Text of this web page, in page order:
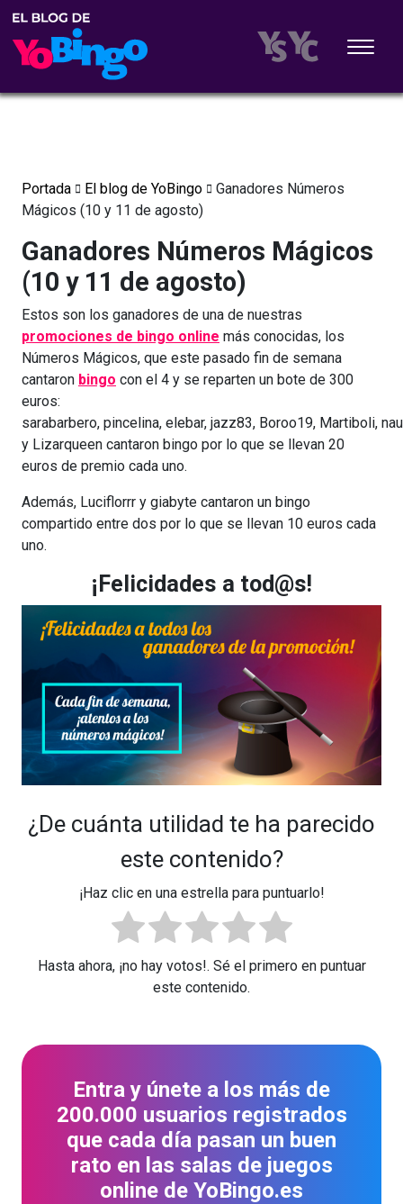
Portada El blog de YoBingo
Ganadores Números
Mágicos (10 y 11 de agosto)
Ganadores Números Mágicos
(10 y 11 de agosto)
Estos son los ganadores de una de nuestras
promociones de bingo online más conocidas, los
Números Mágicos, que este pasado fin de semana
cantaron bingo con el 4 y se reparten un bote de 300
euros:
sarabarbero, pincelina, elebar, jazz83, Boroo19, Martiboli,
y Lizarqueen cantaron bingo por lo que se llevan 20
euros de premio cada uno.
Además, Luciflorrr y giabyte cantaron un bingo
compartido entre dos por lo que se llevan 10 euros cada
uno.
¡Felicidades a tod@s!
¿De cuánta utilidad te ha parecido
este contenido?
¡Haz clic en una estrella para puntuarlo!
Hasta ahora, ¡no hay votos!. Sé el primero en puntuar
este contenido.
Entra y únete a los más de
200.000 usuarios registrados
que cada día pasan un buen
rato en las salas de juegos
online de YoBingo.es